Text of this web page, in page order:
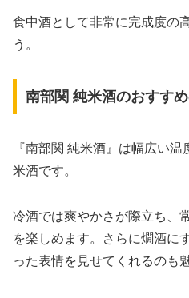
食中酒として非常に完成度の
う。
南部関 純米酒のおすす
『南部関 純米酒』は幅広い
米酒です。
冷酒では爽やかさが際立ち、
を楽しめます。さらに燗酒に
った表情を見せてくれるのも